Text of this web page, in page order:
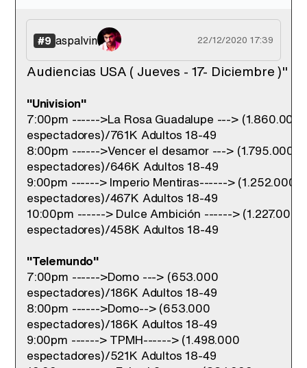
#9 aspalvin 22/12/2020 17:39
Audiencias USA ( Jueves - 17- Diciembre )"
"Univision"
7:00pm ------>La Rosa Guadalupe ---> (1.860.000
espectadores)/761K Adultos 18-49
8:00pm ------>Vencer el desamor ---> (1.795.000
espectadores)/646K Adultos 18-49
9:00pm ------> Imperio Mentiras------> (1.252.000
espectadores)/467K Adultos 18-49
10:00pm ------> Dulce Ambición ------> (1.227.000
espectadores)/458K Adultos 18-49
"Telemundo"
7:00pm ------>Domo ---> (653.000
espectadores)/186K Adultos 18-49
8:00pm ------>Domo--> (653.000
espectadores)/186K Adultos 18-49
9:00pm ------> TPMH------> (1.498.000
espectadores)/521K Adultos 18-49